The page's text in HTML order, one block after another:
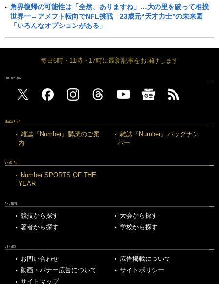
角界復帰の可能性は「全然、ありますね」…大の里を破って相撲
世界一→アメフト転向でNFL挑戦 23歳元“天才力士”の未来図
「いろんなオプションがある」
毎日6時・11時・17時に最新記事をお届けします
FOLLOW US
MAGAZINE
雑誌『Number』購読のご案
内
雑誌『Number』バックナン
バー
SPECIAL
Number SPORTS OF THE
YEAR
ARCHIVE
競技から探す
大会から探す
著者から探す
学校から探す
OTHERS
お問い合わせ
広告掲載について
動画・バナー広告について
サイトポリシー
サイトマップ